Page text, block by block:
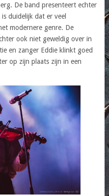
De band presenteert echter
duidelijk dat er veel
modernere genre. De
ook niet geweldig over in
en zanger Eddie klinkt goed
op zijn plaats zijn in een